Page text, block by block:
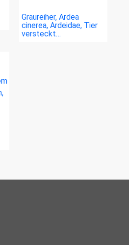
Graureiher, Ardea
cinerea, Ardeidae, Tier
versteckt…